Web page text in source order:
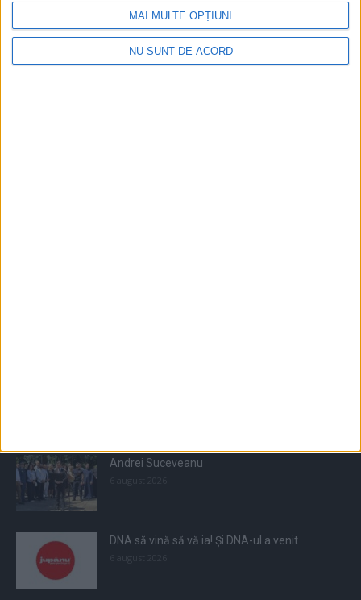
MAI MULTE OPȚIUNI
NU SUNT DE ACORD
Andrei Suceveanu
DNA să vină să vă ia! Și DNA-ul a venit